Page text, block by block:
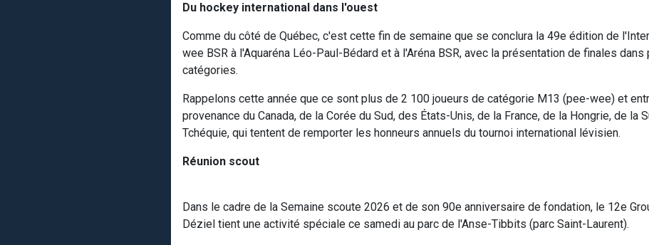
Du hockey international dans l'ouest
Comme du côté de Québec, c'est cette fin de semaine que se conclura la 49e édition de
wee BSR à l'Aquaréna Léo-Paul-Bédard et à l'Aréna BSR, avec la présentation de finales dans
catégories.
Rappelons cette année que ce sont plus de 2 100 joueurs de catégorie M13 (pee-wee) et
provenance du Canada, de la Corée du Sud, des États-Unis, de la France, de la Hongrie, de la
Tchéquie, qui tentent de remporter les honneurs annuels du tournoi international lévisien.
Réunion scout
Dans le cadre de la Semaine scoute 2026 et de son 90e anniversaire de fondation, le 12e
Déziel tient une activité spéciale ce samedi au parc de l'Anse-Tibbits (parc Saint-Laurent).